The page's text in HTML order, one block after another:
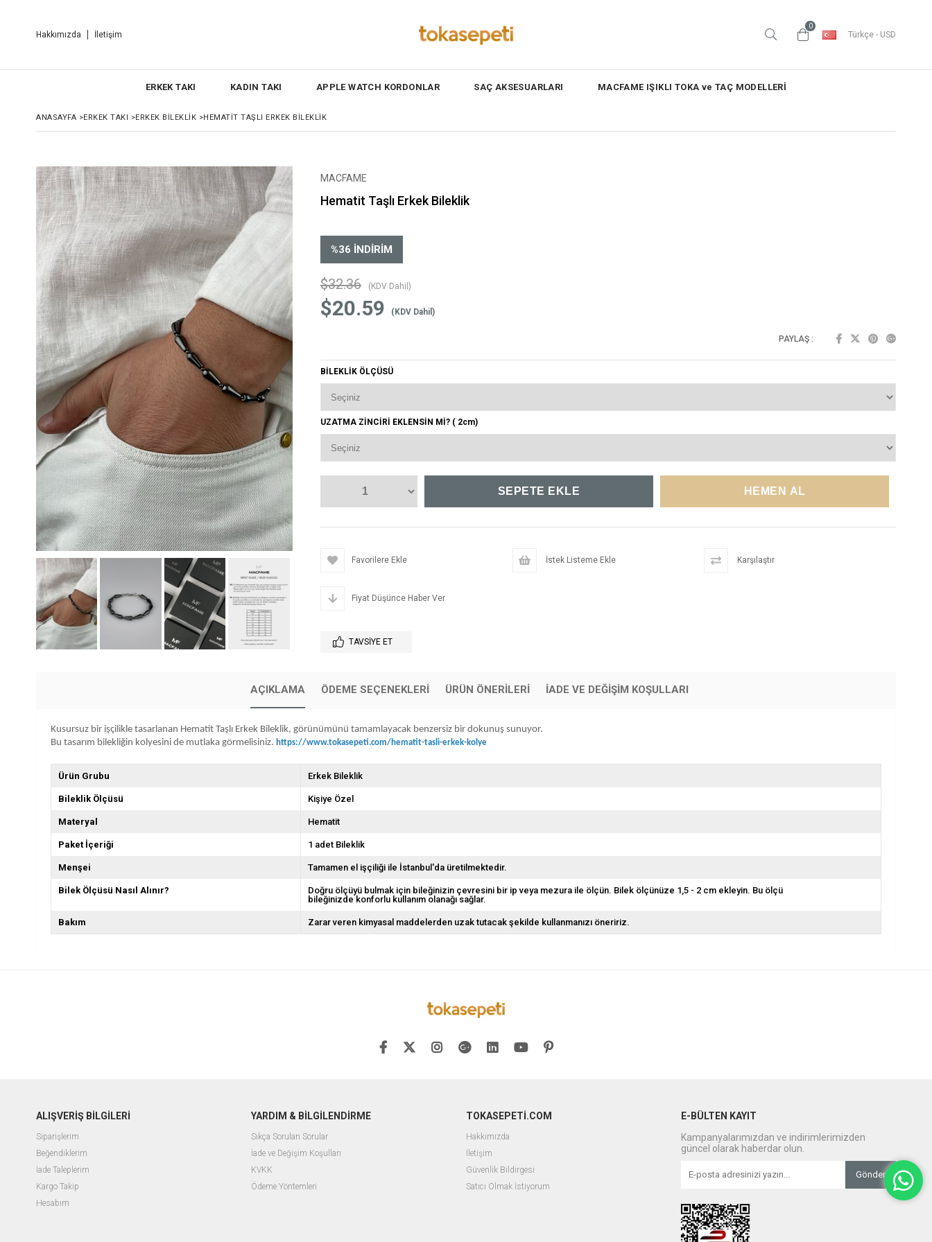
Hakkımızda İletişim
0
Türkçe - USD
ERKEK TAKI KADIN TAKI APPLE WATCH KORDONLAR SAÇ AKSESUARLARI MACFAME IŞIKLI TOKA ve TAÇ MODELLERİ
ANASAYFA >ERKEK TAKI >ERKEK BILEKLIK >HEMATIT TAŞLI ERKEK BILEKLIK
MACFAME
Hematit Taşlı Erkek Bileklik
%36 İNDIRIM
$32.36 (KDV Dahil)
$20.59 (KDV Dahil)
PAYLAŞ :
BİLEKLİK ÖLÇÜSÜ
UZATMA ZİNCİRİ EKLENSİN Mİ? ( 2cm)
Favorilere Ekle İstek Listeme Ekle Karşılaştır
Fiyat Düşünce Haber Ver
TAVSIYE ET
AÇIKLAMA ÖDEME SEÇENEKLERI ÜRÜN ÖNERILERI İADE VE DEĞİŞİM KOŞULLARI
Kusursuz bir işçilikle tasarlanan Hematit Taşlı Erkek Bileklik, görünümünü tamamlayacak benzersiz bir dokunuş sunuyor.
Bu tasarım bilekliğin kolyesini de mutlaka görmelisiniz. https://www.tokasepeti.com/hematit-tasli-erkek-kolye
Ürün Grubu Erkek Bileklik
Bileklik Ölçüsü Kişiye Özel
Materyal Hematit
Paket İçeriği 1 adet Bileklik
Menşei Tamamen el işçiliği ile İstanbul'da üretilmektedir.
Bilek Ölçüsü Nasıl Alınır?
Doğru ölçüyü bulmak için bileğinizin çevresini bir ip veya mezura ile ölçün. Bilek ölçünüze 1,5 - 2 cm ekleyin. Bu ölçü
bileğinizde konforlu kullanım olanağı sağlar.
Bakım Zarar veren kimyasal maddelerden uzak tutacak şekilde kullanmanızı öneririz.
ALIŞVERİŞ BİLGİLERİ
Siparişlerim
Beğendiklerim
İade Taleplerim
Kargo Takip
Hesabım
YARDIM & BİLGİLENDİRME
Sıkça Sorulan Sorular
İade ve Değişim Koşulları
KVKK
Ödeme Yöntemleri
TOKASEPETİ.COM
Hakkımızda
İletişim
Güvenlik Bildirgesi
Satıcı Olmak İstiyorum
E-BÜLTEN KAYIT
Kampanyalarımızdan ve indirimlerimizden
güncel olarak haberdar olun.
Gönder